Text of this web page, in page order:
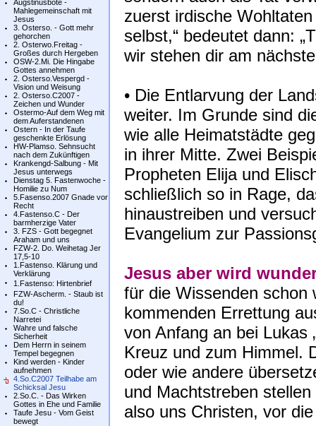
Augstinusbote -
Mahlegemeinschaft mit
Jesus
3. Osterso. - Gott mehr
gehorchen
2. Osterwo.Freitag -
Großes durch Hergeben
OSW-2.Mi. Die Hingabe
Gottes annehmen
2. Osterso.Vespergd -
Vision und Weisung
2. Osterso.C2007 -
Zeichen und Wunder
Ostermo-Auf dem Weg mit
dem Auferstandenen
Ostern - In der Taufe
geschenkte Erlösung
HW-Plamso. Sehnsucht
nach dem Zukünftigen
Krankengd-Salbung - Mit
Jesus unterwegs
Dienstag 5. Fastenwoche -
Homilie zu Num
5.Fasenso.2007 Gnade vor
Recht
4.Fastenso.C - Der
barmherzige Vater
3. FZS - Gott begegnet
Araham und uns
FZW-2. Do. Weihetag Jer
17,5-10
1.Fastenso. Klärung und
Verklärung
1.Fastenso: Hirtenbrief
FZW-Ascherm. - Staub ist
du!
7.So.C - Christliche
Narretei
Wahre und falsche
Sicherheit
Dem Herrn in seinem
Tempel begegnen
Kind werden - Kinder
aufnehmen
4.So.C2007 Teilhabe am
Schicksal Jesu
2.So.C. - Das Wirken
Gottes in Ehe und Familie
Taufe Jesu - Vom Geist
bewegt
zuerst irdische
selbst,“ bedeutet dann:
wir stehen dir am
• Die Entlarvung der
weiter. Im Grunde sind
wie alle Heimatstädte
in ihrer Mitte. Zwei
Propheten Elija und
schließlich so in Rage,
hinaustreiben und
Evangelium zur
Jesus aber wird
für die Wissenden schon
kommenden Errettung
von Anfang an bei Lukas
Kreuz und zum Himmel.
oder wie andere
und Machtstreben
also uns Christen, vor